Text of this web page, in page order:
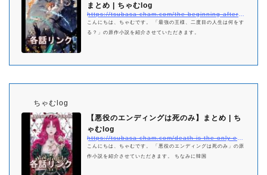
まとめ | ちゃむlog
こんにちは、ちゃむです。 「最強の王様、二度目の人生は何をす
る？」の原作小説を紹介させていただきます。
ちゃむlog
【悪役のエンディングは死のみ】まとめ | ち
ゃむlog
こんにちは、ちゃむです。 「悪役のエンディングは死のみ」の原
作小説を紹介させていただきます。 ちなみに韓国